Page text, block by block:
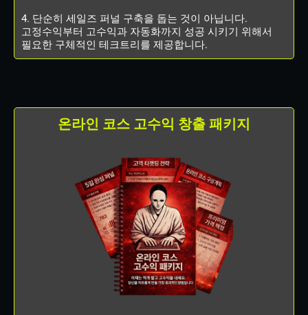
4. 단순히 세일즈 퍼널 구축을 돕는 것이 아닙니다.
고정수익부터 고수익과 자동화까지 성공 시키기 위해서
필요한 구체적인 테크트리를 제공합니다.
온라인 코스 고수익 창출 패키지